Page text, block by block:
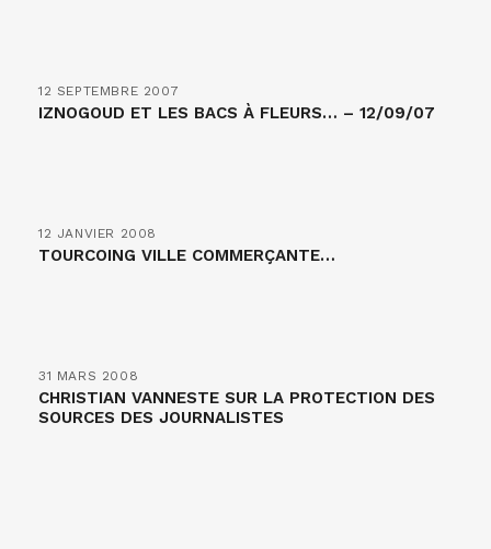
12 SEPTEMBRE 2007
IZNOGOUD ET LES BACS À FLEURS… – 12/09/07
12 JANVIER 2008
TOURCOING VILLE COMMERÇANTE…
31 MARS 2008
CHRISTIAN VANNESTE SUR LA PROTECTION DES
SOURCES DES JOURNALISTES